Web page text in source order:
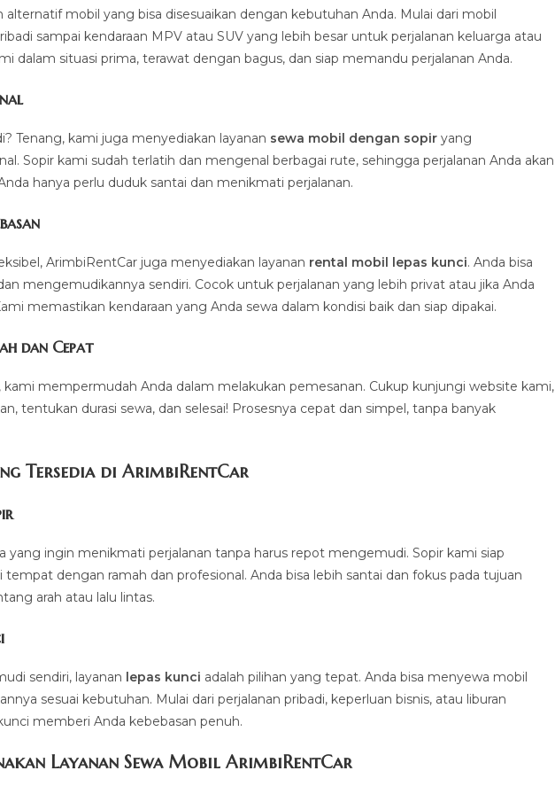
mobil yang bisa disesuaikan dengan kebutuhan Anda. Mulai dari mobil
sampai kendaraan MPV atau SUV yang lebih besar untuk perjalanan keluarga atau
dalam situasi prima, terawat dengan bagus, dan siap memandu perjalanan Anda.
Tenang, kami juga menyediakan layanan sewa mobil dengan sopir yang
Sopir kami sudah terlatih dan mengenal berbagai rute, sehingga perjalanan Anda akan
hanya perlu duduk santai dan menikmati perjalanan.
ArimbiRentCar juga menyediakan layanan rental mobil lepas kunci. Anda bisa
mengemudikannya sendiri. Cocok untuk perjalanan yang lebih privat atau jika Anda
memastikan kendaraan yang Anda sewa dalam kondisi baik dan siap dipakai.
dan Cepat
mempermudah Anda dalam melakukan pemesanan. Cukup kunjungi website kami,
tentukan durasi sewa, dan selesai! Prosesnya cepat dan simpel, tanpa banyak
Tersedia di ArimbiRentCar
yang ingin menikmati perjalanan tanpa harus repot mengemudi. Sopir kami siap
dengan ramah dan profesional. Anda bisa lebih santai dan fokus pada tujuan
arah atau lalu lintas.
sendiri, layanan lepas kunci adalah pilihan yang tepat. Anda bisa menyewa mobil
sesuai kebutuhan. Mulai dari perjalanan pribadi, keperluan bisnis, atau liburan
memberi Anda kebebasan penuh.
Layanan Sewa Mobil ArimbiRentCar